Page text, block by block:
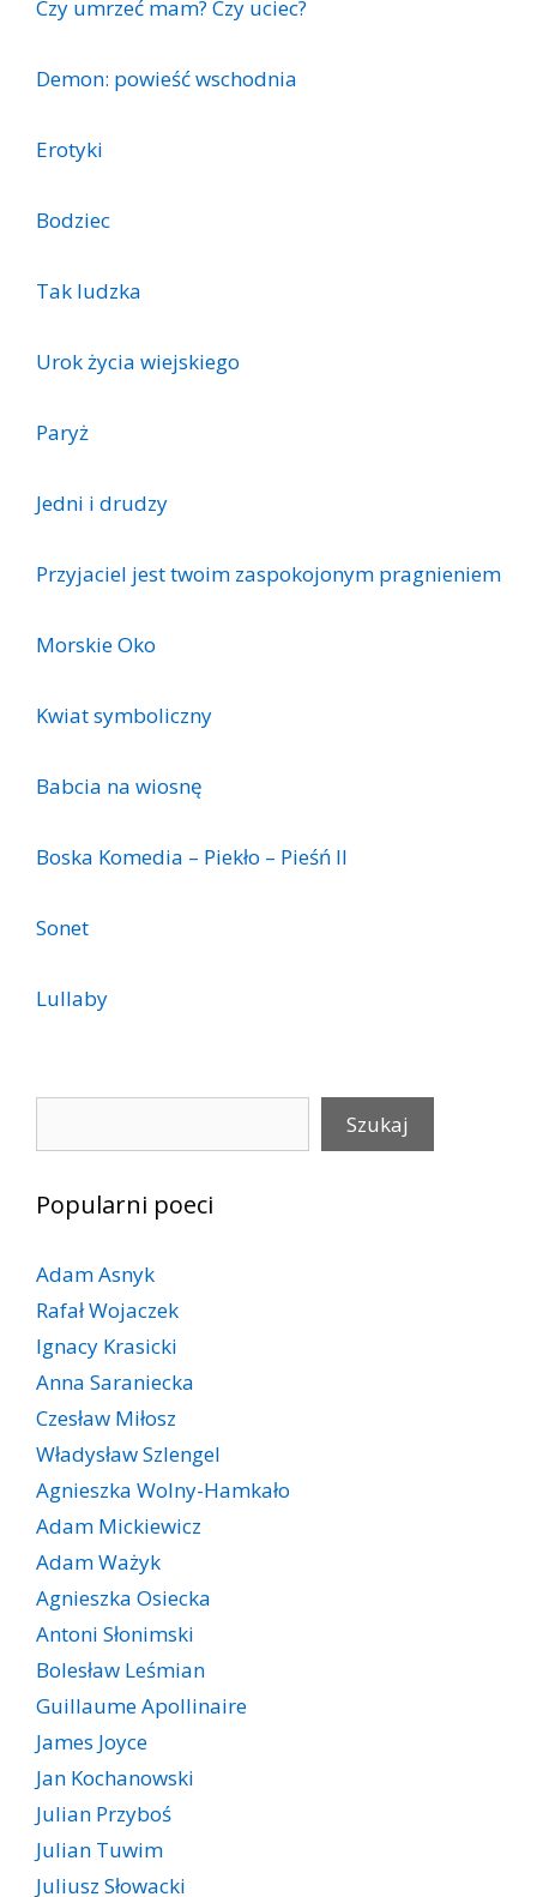
Czy umrzeć mam? Czy uciec?
Demon: powieść wschodnia
Erotyki
Bodziec
Tak ludzka
Urok życia wiejskiego
Paryż
Jedni i drudzy
Przyjaciel jest twoim zaspokojonym pragnieniem
Morskie Oko
Kwiat symboliczny
Babcia na wiosnę
Boska Komedia – Piekło – Pieśń II
Sonet
Lullaby
Szukaj
Popularni poeci
Adam Asnyk
Rafał Wojaczek
Ignacy Krasicki
Anna Saraniecka
Czesław Miłosz
Władysław Szlengel
Agnieszka Wolny-Hamkało
Adam Mickiewicz
Adam Ważyk
Agnieszka Osiecka
Antoni Słonimski
Bolesław Leśmian
Guillaume Apollinaire
James Joyce
Jan Kochanowski
Julian Przyboś
Julian Tuwim
Juliusz Słowacki